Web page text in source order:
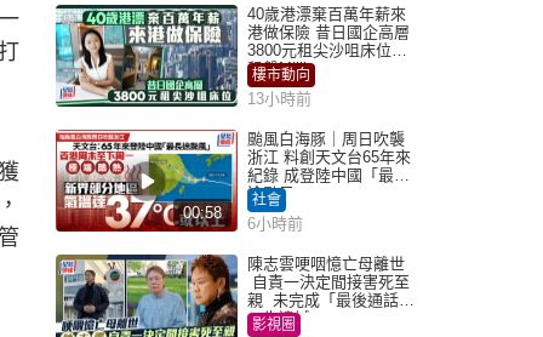
40歲港漂棄百萬年薪來
港做保險 昔日國企高層
3800元租尖沙咀床位｜
租盤Million
樓市動向
13小時前
00:58
颱風白海豚｜周日吹襲
浙江 料創天文台65年來
紀錄 成登陸中國「最長
途颱風」
社會
6小時前
陳志雲哽咽憶亡母離世
自責一決定間接害死至
親 未完成「最後通話」
一生遺憾
影視圈